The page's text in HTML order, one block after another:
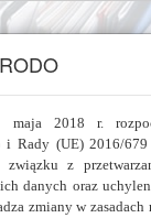
2018 r.
i Rady (UE) 2016/
z
danych oraz
zmiany w